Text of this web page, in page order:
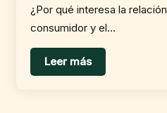
¿Por qué interesa la
consumidor y el…
Leer más